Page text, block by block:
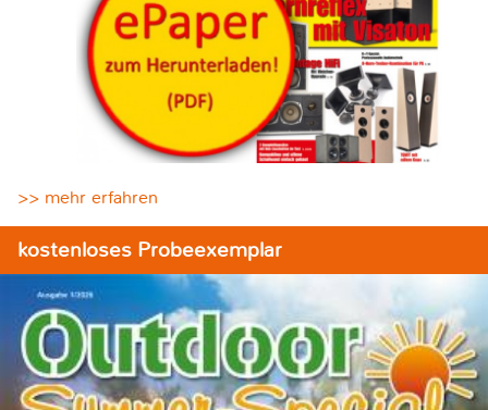
>> mehr erfahren
kostenloses Probeexemplar